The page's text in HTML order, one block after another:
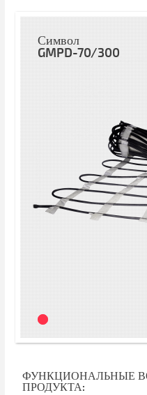
Символ
GMPD-70/300
ФУНКЦИОНАЛЬНЫЕ
ПРОДУКТА: